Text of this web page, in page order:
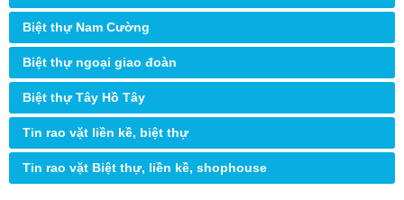
Biệt thự Nam Cường
Biệt thự ngoại giao đoàn
Biệt thự Tây Hồ Tây
Tin rao vặt liền kề, biệt thự
Tin rao vặt Biệt thự, liền kề, shophouse